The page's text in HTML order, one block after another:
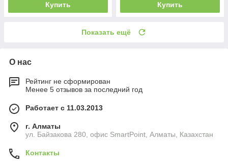
Купить Купить
Показать ещё
О нас
Рейтинг не сформирован
Менее 5 отзывов за последний год
Работает с 11.03.2013
г. Алматы
ул. Байзакова 280, офис SmartPoint, Алматы, Казахстан
Контакты